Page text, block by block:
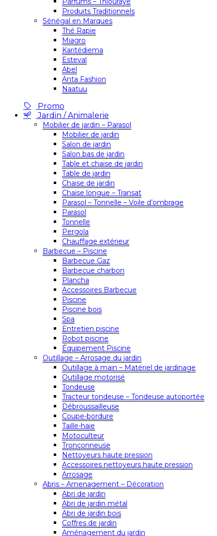
Produits Traditionnels
Sénégal en Marques
Thé Rapie
Miagro
Karitédiema
Esteval
Abel
Anta Fashion
Naatuu
Promo
Jardin / Animalerie
Mobilier de jardin – Parasol
Mobilier de jardin
Salon de jardin
Salon bas de jardin
Table et chaise de jardin
Table de jardin
Chaise de jardin
Chaise longue – Transat
Parasol – Tonnelle – Voile d’ombrage
Parasol
Tonnelle
Pergola
Chauffage extérieur
Barbecue – Piscine
Barbecue Gaz
Barbecue charbon
Plancha
Accessoires Barbecue
Piscine
Piscine bois
Spa
Entretien piscine
Robot piscine
Équipement Piscine
Outillage – Arrosage du jardin
Outillage à main – Matériel de jardinage
Outillage motorisé
Tondeuse
Tracteur tondeuse – Tondeuse autoportée
Débroussailleuse
Coupe-bordure
Taille-haie
Motoculteur
Tronçonneuse
Nettoyeurs haute pression
Accessoires nettoyeurs haute pression
Arrosage
Abris – Amenagement – Décoration
Abri de jardin
Abri de jardin métal
Abri de jardin bois
Coffres de jardin
Aménagement du jardin